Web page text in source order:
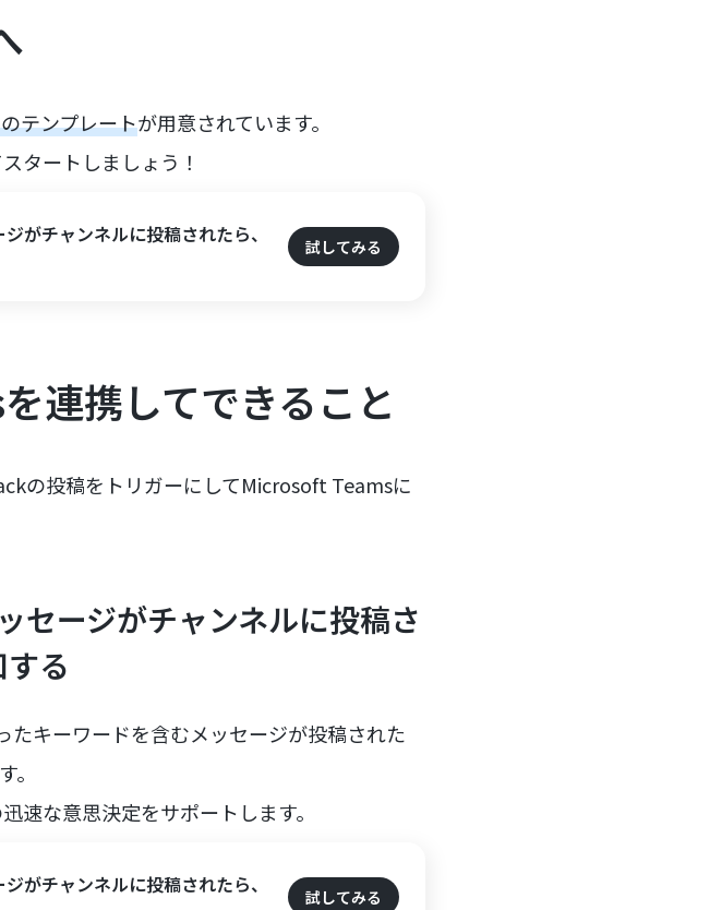
テンプレートが用意されています。
タートしましょう！
がチャンネルに投稿されたら、
試してみる
連携してできること
の投稿をトリガーにしてMicrosoft Teamsに
セージがチャンネルに投稿さ
る
キーワードを含むメッセージが投稿された
速な意思決定をサポートします。
がチャンネルに投稿されたら、
試してみる